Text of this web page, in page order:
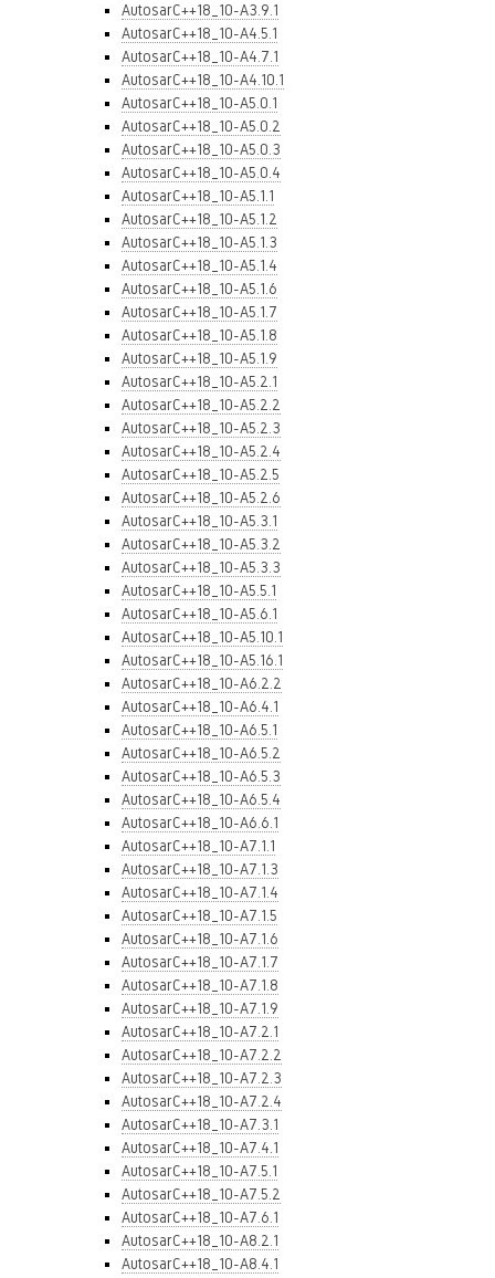
AutosarC++18_10-A3.9.1
AutosarC++18_10-A4.5.1
AutosarC++18_10-A4.7.1
AutosarC++18_10-A4.10.1
AutosarC++18_10-A5.0.1
AutosarC++18_10-A5.0.2
AutosarC++18_10-A5.0.3
AutosarC++18_10-A5.0.4
AutosarC++18_10-A5.1.1
AutosarC++18_10-A5.1.2
AutosarC++18_10-A5.1.3
AutosarC++18_10-A5.1.4
AutosarC++18_10-A5.1.6
AutosarC++18_10-A5.1.7
AutosarC++18_10-A5.1.8
AutosarC++18_10-A5.1.9
AutosarC++18_10-A5.2.1
AutosarC++18_10-A5.2.2
AutosarC++18_10-A5.2.3
AutosarC++18_10-A5.2.4
AutosarC++18_10-A5.2.5
AutosarC++18_10-A5.2.6
AutosarC++18_10-A5.3.1
AutosarC++18_10-A5.3.2
AutosarC++18_10-A5.3.3
AutosarC++18_10-A5.5.1
AutosarC++18_10-A5.6.1
AutosarC++18_10-A5.10.1
AutosarC++18_10-A5.16.1
AutosarC++18_10-A6.2.2
AutosarC++18_10-A6.4.1
AutosarC++18_10-A6.5.1
AutosarC++18_10-A6.5.2
AutosarC++18_10-A6.5.3
AutosarC++18_10-A6.5.4
AutosarC++18_10-A6.6.1
AutosarC++18_10-A7.1.1
AutosarC++18_10-A7.1.3
AutosarC++18_10-A7.1.4
AutosarC++18_10-A7.1.5
AutosarC++18_10-A7.1.6
AutosarC++18_10-A7.1.7
AutosarC++18_10-A7.1.8
AutosarC++18_10-A7.1.9
AutosarC++18_10-A7.2.1
AutosarC++18_10-A7.2.2
AutosarC++18_10-A7.2.3
AutosarC++18_10-A7.2.4
AutosarC++18_10-A7.3.1
AutosarC++18_10-A7.4.1
AutosarC++18_10-A7.5.1
AutosarC++18_10-A7.5.2
AutosarC++18_10-A7.6.1
AutosarC++18_10-A8.2.1
AutosarC++18_10-A8.4.1